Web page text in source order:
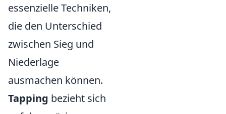
essenzielle Techniken,
die den Unterschied
zwischen Sieg und
Niederlage
ausmachen können.
Tapping bezieht sich